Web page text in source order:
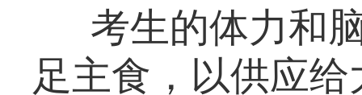
考生的体力和
足主食，以供应